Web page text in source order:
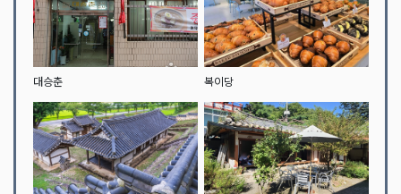
대승춘 복이당